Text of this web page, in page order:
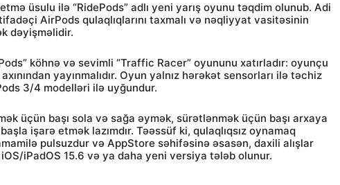
üsulu ilə “RidePods” adlı yeni yarış oyunu təqdim olunub. Adi
AirPods qulaqlıqlarını taxmalı və nəqliyyat vasitəsinin
dəyişməlidir.
köhnə və sevimli “Traffic Racer” oyununu xatırladır: oyunçu
yayınmalıdır. Oyun yalnız hərəkət sensorları ilə təchiz
3/4 modelləri ilə uyğundur.
üçün başı sola və sağa əymək, sürətlənmək üçün başı arxaya
işarə etmək lazımdır. Təəssüf ki, qulaqlıqsız oynamaq
pulsuzdur və AppStore səhifəsinə əsasən, daxili alışlar
iPadOS 15.6 və ya daha yeni versiya tələb olunur.